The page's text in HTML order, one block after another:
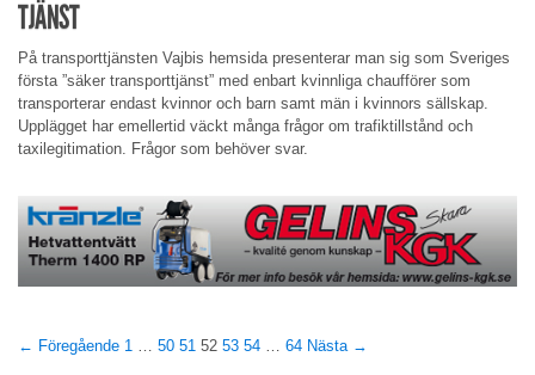
TJÄNST
På transporttjänsten Vajbis hemsida presenterar man sig som Sveriges
första ”säker transporttjänst” med enbart kvinnliga chaufförer som
transporterar endast kvinnor och barn samt män i kvinnors sällskap.
Upplägget har emellertid väckt många frågor om trafiktillstånd och
taxilegitimation. Frågor som behöver svar.
← Föregående 1 50 51 52 53 54 64 Nästa →